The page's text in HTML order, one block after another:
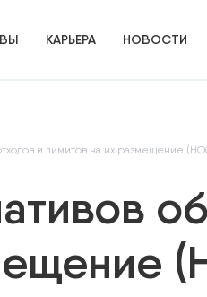
КАРЬЕРА НОВОСТИ
и лимитов на их размещение